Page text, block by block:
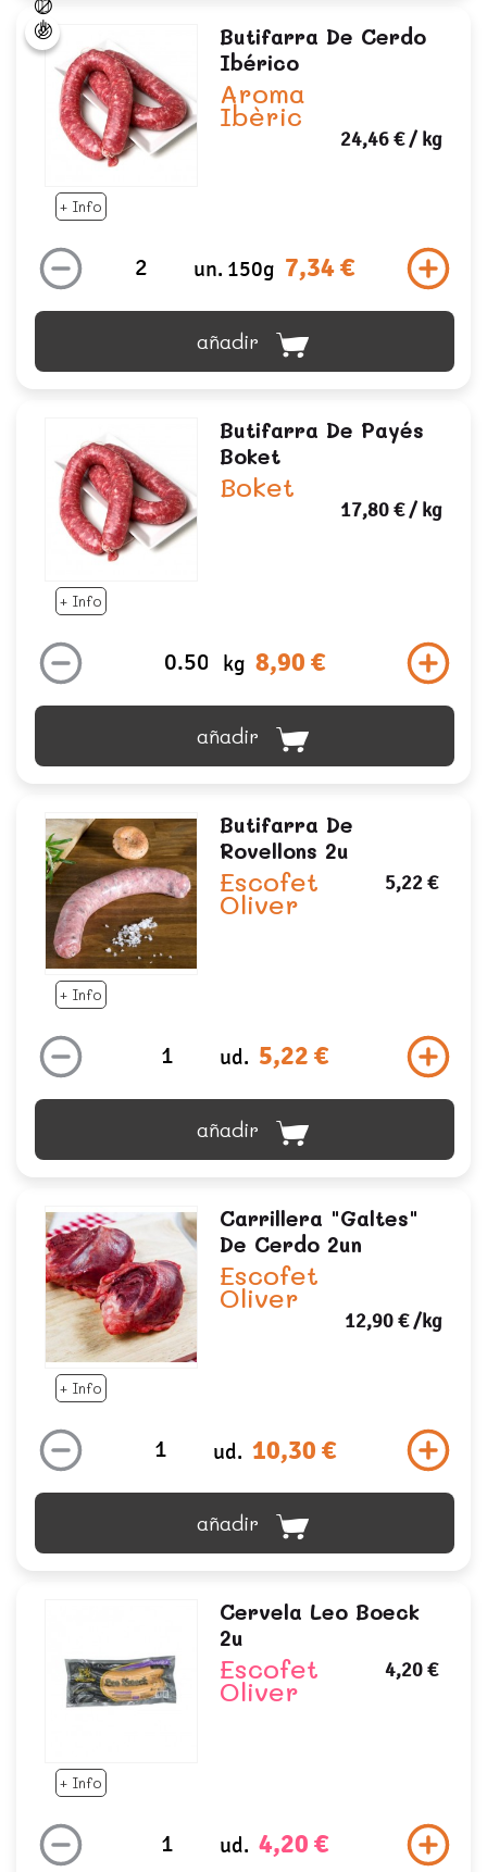
+ Info
Butifarra De Cerdo
Ibérico
Aroma
Ibèric
24,46 €/ kg
un. 150g 7,34 €
añadir
+ Info
Butifarra De Payés
Boket
Boket
17,80 €/ kg
kg 8,90 €
añadir
+ Info
Butifarra De
Rovellons 2u
Escofet
Oliver
5,22 €
ud. 5,22 €
añadir
+ Info
Carrillera "galtes"
De Cerdo 2un
Escofet
Oliver
12,90 €/kg
ud. 10,30 €
añadir
+ Info
Cervela Leo Boeck
2u
Escofet
Oliver
4,20 €
ud. 4,20 €